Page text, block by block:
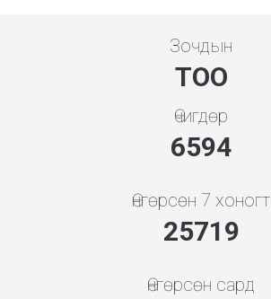
Зочдын
ТОО
Өчигдөр
7101
Өнгөрсөн 7 хоногт
27698
Өнгөрсөн сард